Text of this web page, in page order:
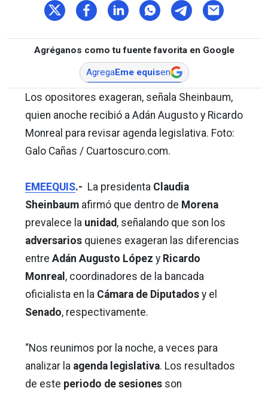
Agréganos como tu fuente favorita en Google
AgregaEme equisen
Los opositores exageran, señala Sheinbaum,
quien anoche recibió a Adán Augusto y Ricardo
Monreal para revisar agenda legislativa. Foto:
Galo Cañas / Cuartoscuro.com.
EMEEQUIS.- La presidenta Claudia
Sheinbaum afirmó que dentro de Morena
prevalece la unidad , señalando que son los
adversarios quienes exageran las diferencias
entre Adán Augusto López y Ricardo
Monreal , coordinadores de la bancada
oficialista en la Cámara de Diputados y el
Senado, respectivamente.
“Nos reunimos por la noche, a veces para
analizar la agenda legislativa. Los resultados
de este periodo de sesiones son